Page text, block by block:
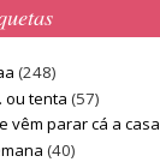
(248)
ou tenta (57)
vêm parar cá a casa
(40)